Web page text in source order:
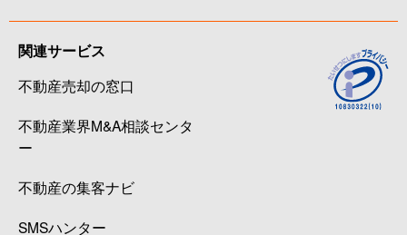
関連サービス
不動産売却の窓口
不動産業界M&A相談センタ
ー
不動産の集客ナビ
SMSハンター